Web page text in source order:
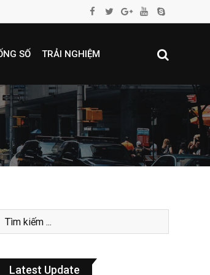
SỐ TRẢI NGHIỆM
Latest Update